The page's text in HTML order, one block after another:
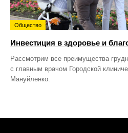
Общество
Инвестиция в здоровье и
Рассмотрим все преимущества
с главным врачом Городской
Мануйленко.